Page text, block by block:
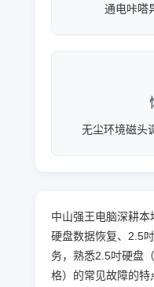
通电咔嗒
无尘环境磁头
中山强王电脑深耕
硬盘数据恢复、2.5
务，熟悉2.5吋硬盘
格）的常见故障的